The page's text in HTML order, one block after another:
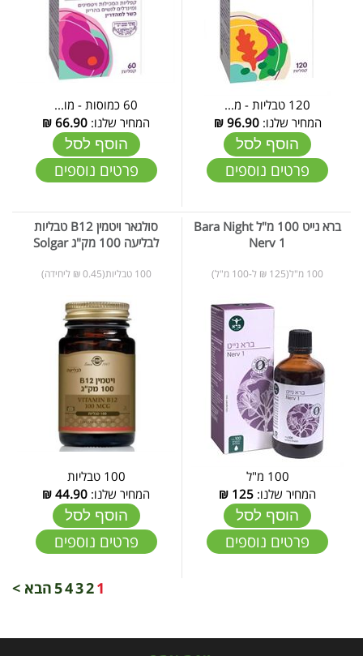
120 טבליות - מ...
המחיר שלנו:96.90
₪
הוסף לסל
פרטים נוספים
60 כמוסות - מו...
המחיר שלנו: 66.90
₪
הוסף לסל
פרטים נוספים
ברא נייט 100 מ"ל Bara Night
Nerv 1
100 מ"ל(125 ₪ ל-100 מ"ל)
100 מ"ל
המחיר שלנו: 125
₪
הוסף לסל
פרטים נוספים
סולגאר ויטמין B12 טבליות
לבליעה 100 מק"ג Solgar
100 טבליות(0.45 ₪ ליחידה)
100 טבליות
המחיר שלנו: 44.90
₪
הוסף לסל
פרטים נוספים
1
2
3
4
5הבא >